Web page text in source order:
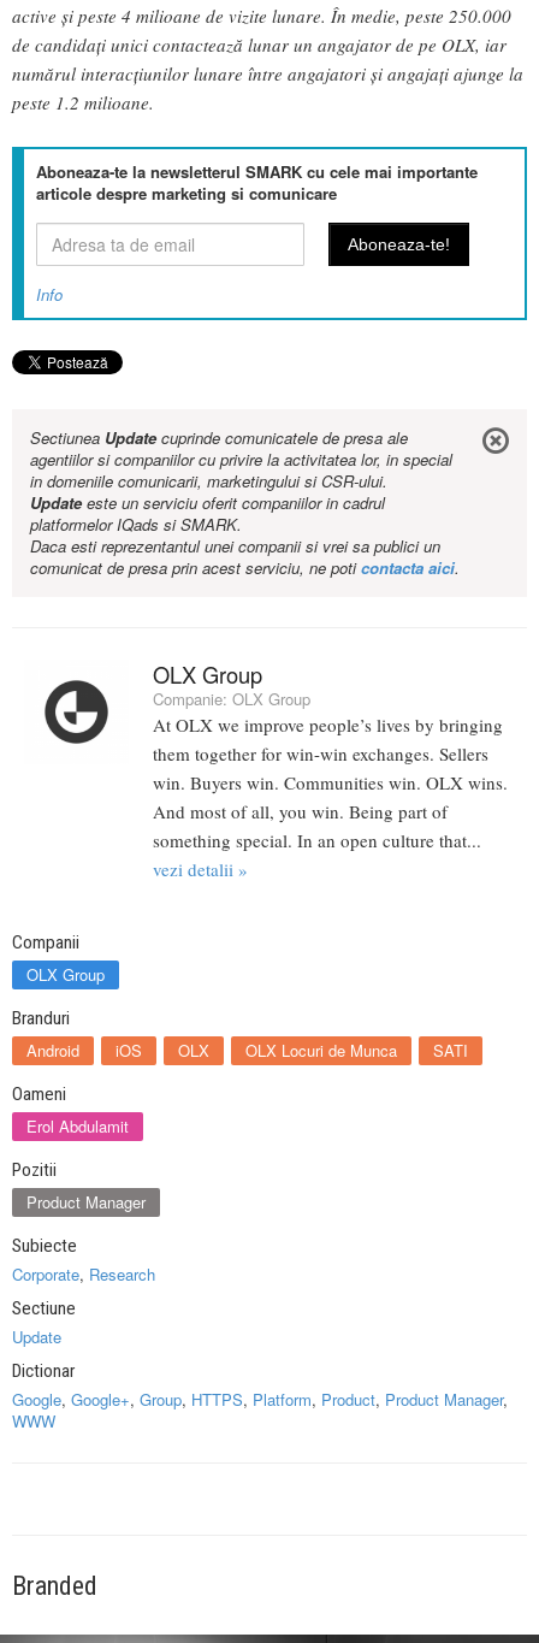
active și peste 4 milioane de vizite lunare. În medie, peste 250.000
de candidați unici contactează lunar un angajator de pe OLX, iar
numărul interacțiunilor lunare între angajatori și angajați ajunge la
peste 1.2 milioane.
Aboneaza-te la newsletterul SMARK cu cele mai importante
articole despre marketing si comunicare
Info
Sectiunea Updatecuprinde comunicatele de presa ale
agentiilor si companiilor cu privire la activitatea lor, in special
in domeniile comunicarii, marketingului si CSR-ului.
Updateeste un serviciu oferit companiilor in cadrul
platformelor IQads si SMARK.
Daca esti reprezentantul unei companii si vrei sa publici un
comunicat de presa prin acest serviciu, ne poticontacta aici.
OLX Group
Companie: OLX Group
At OLX we improve people’s lives by bringing
them together for win-win exchanges. Sellers
win. Buyers win. Communities win. OLX wins.
And most of all, you win. Being part of
something special. In an open culture that...
vezi detalii »
Companii
OLX Group
Branduri
Android iOS OLX OLX Locuri de Munca SATI
Oameni
Erol Abdulamit
Pozitii
Product Manager
Subiecte
Corporate, Research
Sectiune
Update
Dictionar
Google, Google+, Group, HTTPS, Platform, Product, Product Manager,
WWW
Branded